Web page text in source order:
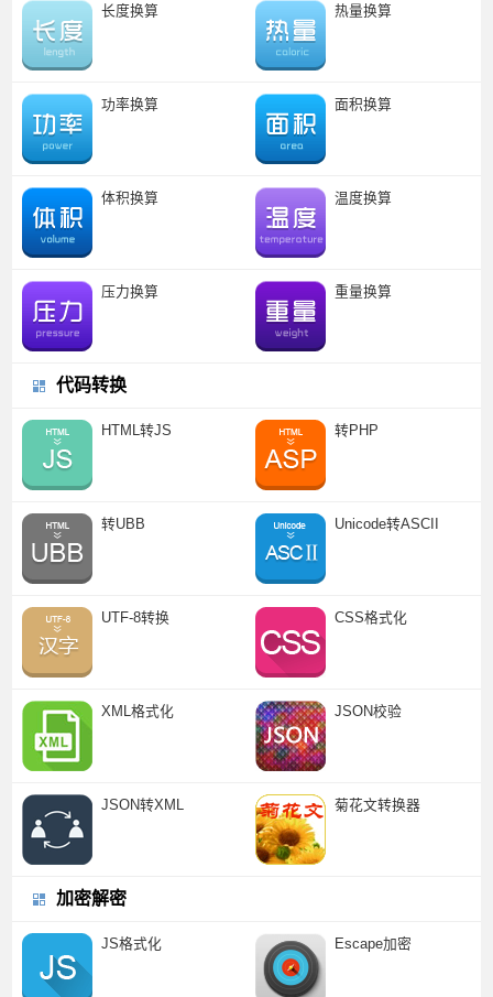
长度换算 热量换算
功率换算 面积换算
体积换算 温度换算
压力换算 重量换算
代码转换
HTML转JS 转PHP
转UBB Unicode转ASCII
UTF-8转换 CSS格式化
XML格式化 JSON校验
JSON转XML 菊花文转换器
加密解密
JS格式化 Escape加密